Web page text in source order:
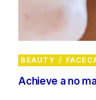
BEAUTY
Achieve a no